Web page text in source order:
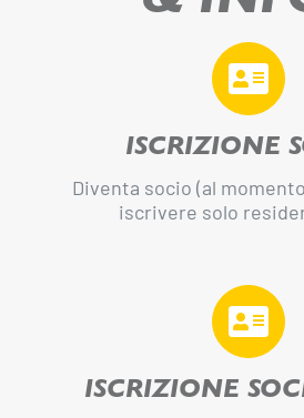
ISCRIZIONE
Diventa socio (al
iscrivere solo
ISCRIZIONE